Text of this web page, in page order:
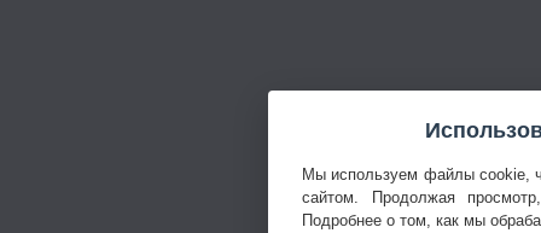
Мы используем файлы cookie,
сайтом. Продолжая
Подробнее о том, как мы